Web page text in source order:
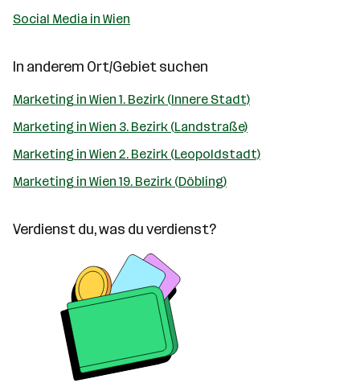
Social Media in Wien
In anderem Ort/Gebiet suchen
Marketing in Wien 1. Bezirk (Innere Stadt)
Marketing in Wien 3. Bezirk (Landstraße)
Marketing in Wien 2. Bezirk (Leopoldstadt)
Marketing in Wien 19. Bezirk (Döbling)
Verdienst du, was du verdienst?